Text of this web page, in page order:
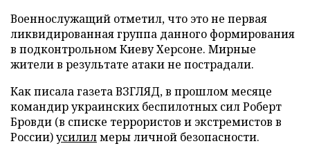
Военнослужащий отметил, что это не первая
ликвидированная группа данного формирования
в подконтрольном Киеву Херсоне. Мирные
жители в результате атаки не пострадали.
Как писала газета ВЗГЛЯД, в прошлом месяце
командир украинских беспилотных сил Роберт
Бровди (в списке террористов и экстремистов в
России)усилилмеры личной безопасности.